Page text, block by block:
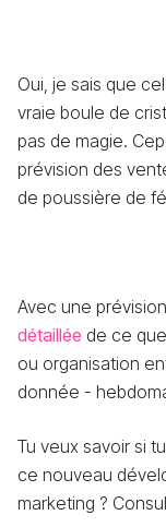
Oui, je sais que
vraie boule de
pas de magie.
prévision des
de poussière de
Avec une
détaillée de ce
ou organisation
donnée -
Tu veux savoir si
ce nouveau
marketing ?